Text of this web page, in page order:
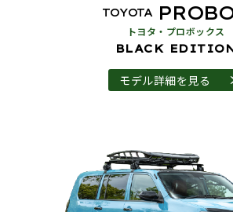
トヨタ・プロボックス
TOYOTA
BLACK
モデル詳細を見る